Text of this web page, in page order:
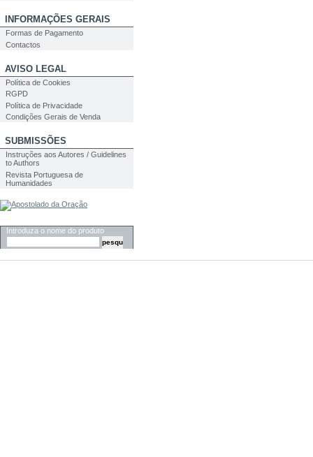
INFORMAÇÕES GERAIS
Formas de Pagamento
Contactos
AVISO LEGAL
Política de Cookies
RGPD
Política de Privacidade
Condições Gerais de Venda
SUBMISSÕES
Instruções aos Autores / Guidelines
to Authors
Revista Portuguesa de
Humanidades
Introduza o nome do produto